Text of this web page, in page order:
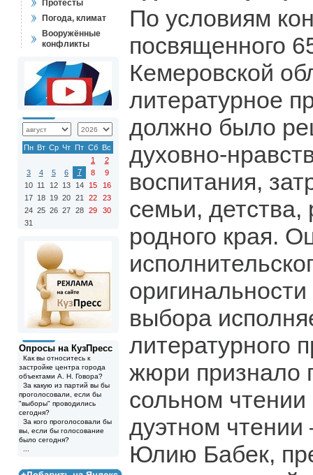
Протесты
Погода, климат
Вооружённые
конфликты
Пн Вт Ср Чт Пт Сб Вс
1
2
3
4 5 6 7 8
9
10 11 12 13 14 15
16
17 18 19 20 21 22
23
24 25 26 27 28 29
30
31
Опросы на КузПресс
Как вы относитесь к
застройке центра города
объектами А. Н. Говора?
За какую из партий вы бы
проголосовали, если бы
"выборы" проводились
сегодня?
За кого проголосовали бы
вы, если бы голосование
было сегодня?
По условиям
посвященного
Кемеровской
литературное
должно было
духовно-
воспитания,
семьи, детства,
родного края.
выбора
литературного
жюри признало
сольном
дуэтном
Юлию Бабек,